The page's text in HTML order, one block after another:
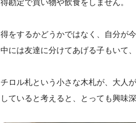
得勘定で買い物や飲食をしません。
得をするかどうかではなく、自分が
中には友達に分けてあげる子もいて
チロル札という小さな木札が、大人
していると考えると、とっても興味